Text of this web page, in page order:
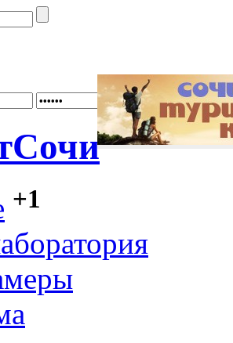
Сочи
+1